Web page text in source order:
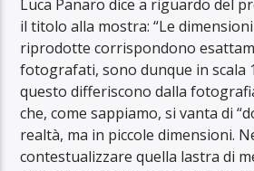
Luca Panaro dice a riguardo del
il titolo alla mostra: “Le
riprodotte corrispondono
fotografati, sono dunque in scala
questo differiscono dalla
che, come sappiamo, si vanta di
realtà, ma in piccole dimensioni.
contestualizzare quella lastra di